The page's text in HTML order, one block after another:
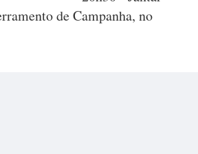
de Campanha, no